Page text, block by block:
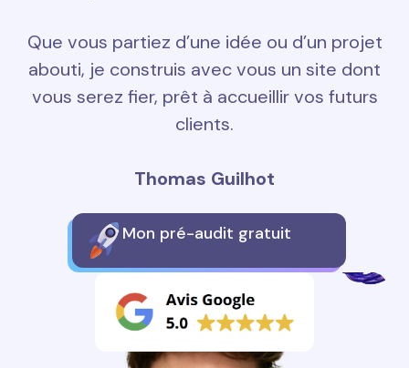
Que vous partiez d’une idée ou d’un projet
abouti, je construis avec vous un site dont
vous serez fier, prêt à accueillir vos futurs
clients.
Thomas Guilhot
Mon pré-audit gratuit